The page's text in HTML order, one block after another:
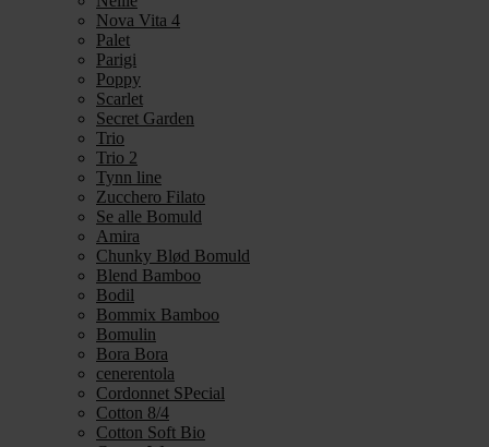
Nova Vita 4
Palet
Parigi
Poppy
Scarlet
Secret Garden
Trio
Trio 2
Tynn line
Zucchero Filato
Se alle Bomuld
Amira
Chunky Blød Bomuld
Blend Bamboo
Bodil
Bommix Bamboo
Bomulin
Bora Bora
cenerentola
Cordonnet SPecial
Cotton 8/4
Cotton Soft Bio